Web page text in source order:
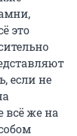
это
если не
всё же на